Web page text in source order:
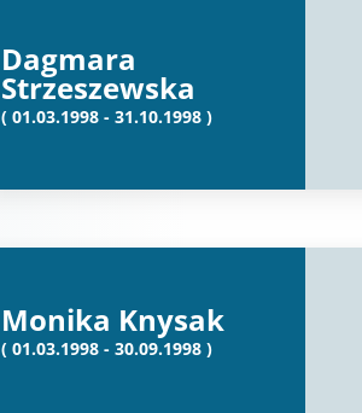
Dagmara
Strzeszewska
( 01.03.1998 - 31.10.1998 )
Monika Knysak
( 01.03.1998 - 30.09.1998 )